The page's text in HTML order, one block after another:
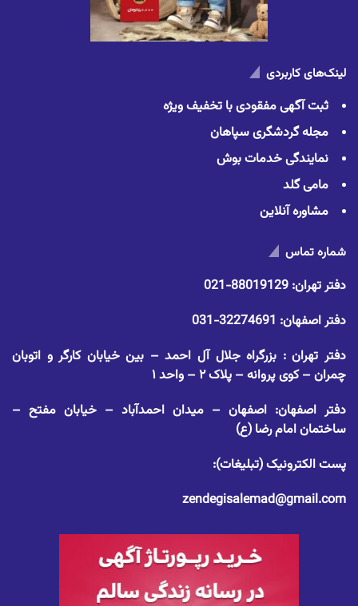
لینک‌های کاربردی
ثبت آگهی مفقودی با تخفیف ویژه
مجله گردشگری سپاهان
نمایندگی خدمات بوش
مامی گلد
مشاوره آنلاین
شماره تماس
دفتر تهران: 88019129-021
دفتر اصفهان: 32274691-031
دفتر تهران : بزرگراه جلال آل احمد – بین خیابان کارگر و اتوبان
چمران – کوی پروانه – پلاک ۲ – واحد ۱
دفتر اصفهان: اصفهان – میدان احمدآباد – خیابان مفتح –
ساختمان امام رضا (ع)
پست الکترونیک (تبلیغات):
zendegisalemad@gmail.com